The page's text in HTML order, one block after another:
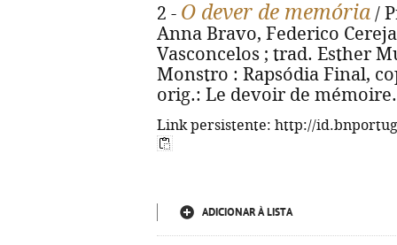
2 - O dever de memória /
Anna Bravo, Federico
Vasconcelos ; trad. Esther
Monstro : Rapsódia Final,
orig.: Le devoir de mémoire.
Link persistente: http://
ADICIONAR À LISTA